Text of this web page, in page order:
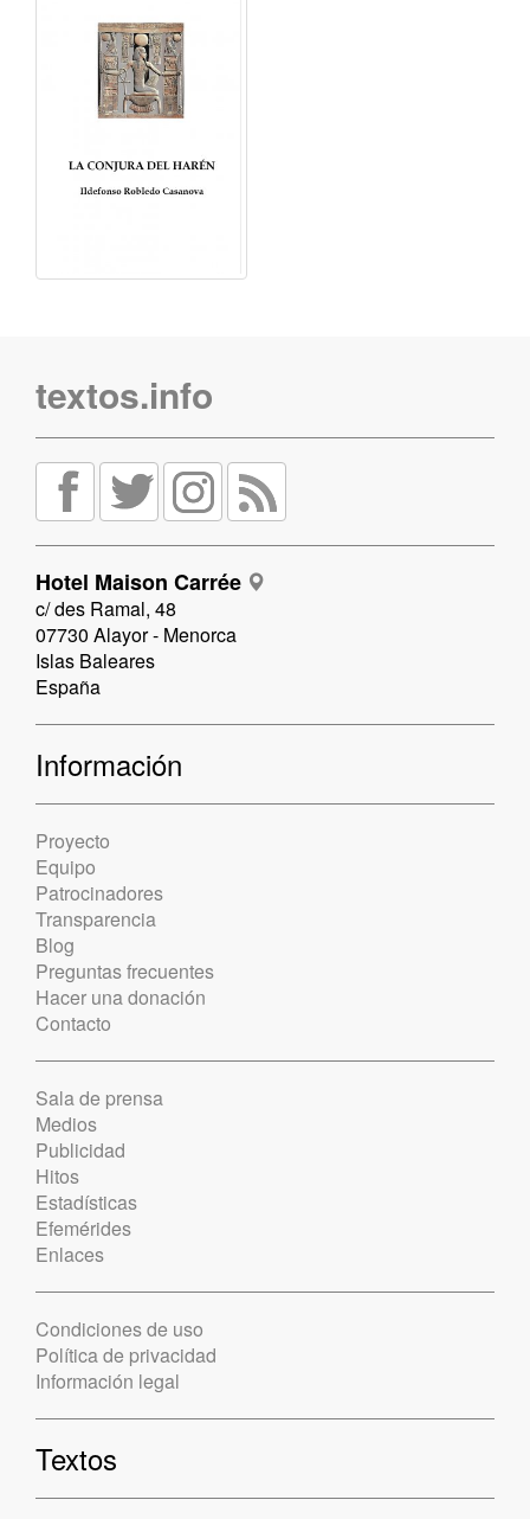
textos.info
Hotel Maison Carrée
c/ des Ramal, 48
07730 Alayor - Menorca
Islas Baleares
España
Información
Proyecto
Equipo
Patrocinadores
Transparencia
Blog
Preguntas frecuentes
Hacer una donación
Contacto
Sala de prensa
Medios
Publicidad
Hitos
Estadísticas
Efemérides
Enlaces
Condiciones de uso
Política de privacidad
Información legal
Textos